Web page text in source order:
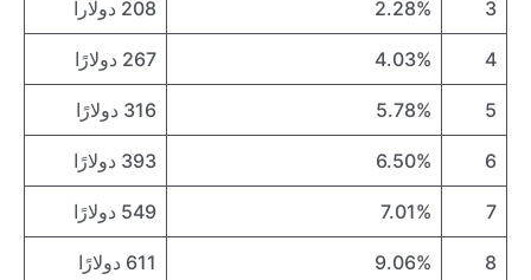
3
2.28% 208 دولارا
4
4.03% 267 دولارًا
5
5.78% 316 دولارًا
6
6.50% 393 دولارًا
7
7.01% 549 دولارًا
8
9.06% 611 دولارًا